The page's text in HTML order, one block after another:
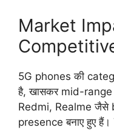
Market
5G phones की
है, खासकर mid-
Redmi, Realme जैसे
presence बनाए हुए